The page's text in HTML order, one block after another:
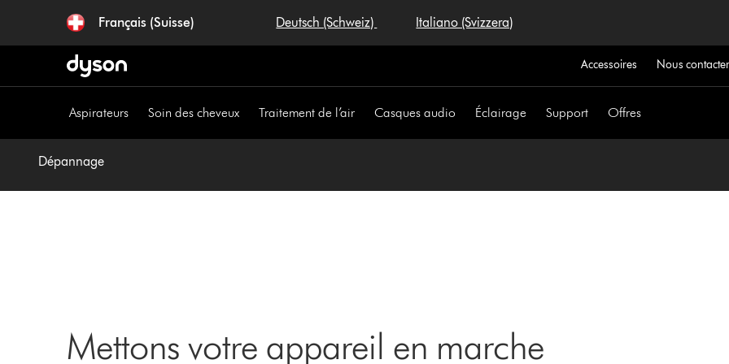
pages
Français (Suisse) Deutsch (Schweiz) Italiano (Svizzera)
Accessoires Nous contacter
Aspirateurs Soin des cheveux Traitement de l’air Casques audio Éclairage Support Offres
Dépannage
Mettons votre appareil en marche